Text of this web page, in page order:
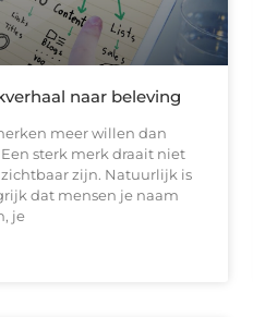
naar beleving
meer willen dan
sterk merk draait niet
zijn. Natuurlijk is
dat mensen je naam
je